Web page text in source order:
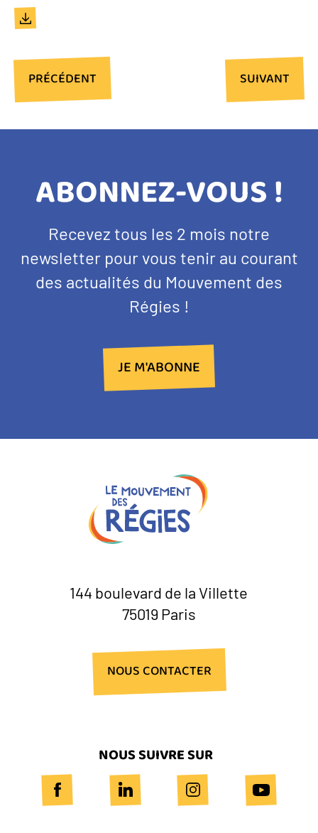
Document
Pagination
PAGE
PRÉCÉDENT PAGE
SUIVANT
TITRE
BANDEAU
NEWSLETTER
ABONNEZ-VOUS !
Texte
d'introduction
Recevez tous les 2 mois notre
newsletter pour vous tenir au courant
des actualités du Mouvement des
Régies !
JE M'ABONNE
NOUS CONTACTER
144 boulevard de la Villette
75019 Paris
NOUS SUIVRE SUR